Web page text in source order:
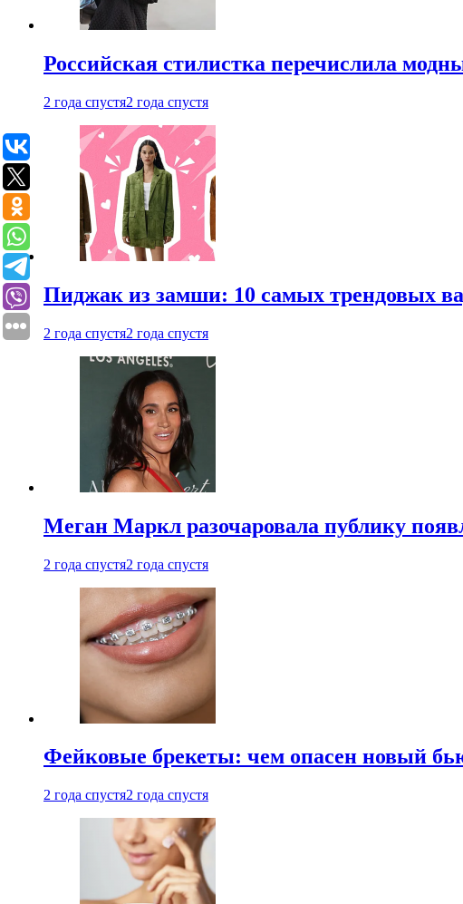
Российская стилистка перечислила
2 года спустя2 года спустя
Пиджак из замши: 10 самых трендовых
2 года спустя2 года спустя
Меган Маркл разочаровала публику
2 года спустя2 года спустя
Фейковые брекеты: чем опасен новый
2 года спустя2 года спустя